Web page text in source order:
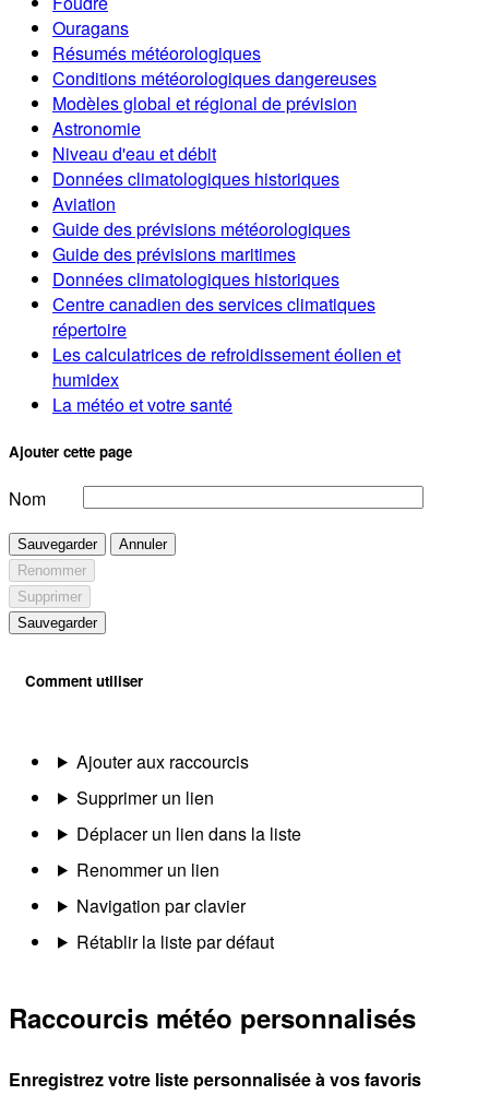
Ouragans
Résumés météorologiques
Conditions météorologiques dangereuses
Modèles global et régional de prévision
Astronomie
Niveau d'eau et débit
Données climatologiques historiques
Aviation
Guide des prévisions météorologiques
Guide des prévisions maritimes
Données climatologiques historiques
Centre canadien des services climatiques
répertoire
Les calculatrices de refroidissement éolien et
humidex
La météo et votre santé
Ajouter cette page
Nom
Sauvegarder
Annuler
Renommer
Supprimer
Sauvegarder
Comment utiliser
Ajouter aux raccourcis
Supprimer un lien
Déplacer un lien dans la liste
Renommer un lien
Navigation par clavier
Rétablir la liste par défaut
Raccourcis météo personnalisés
Enregistrez votre liste personnalisée à vos favoris